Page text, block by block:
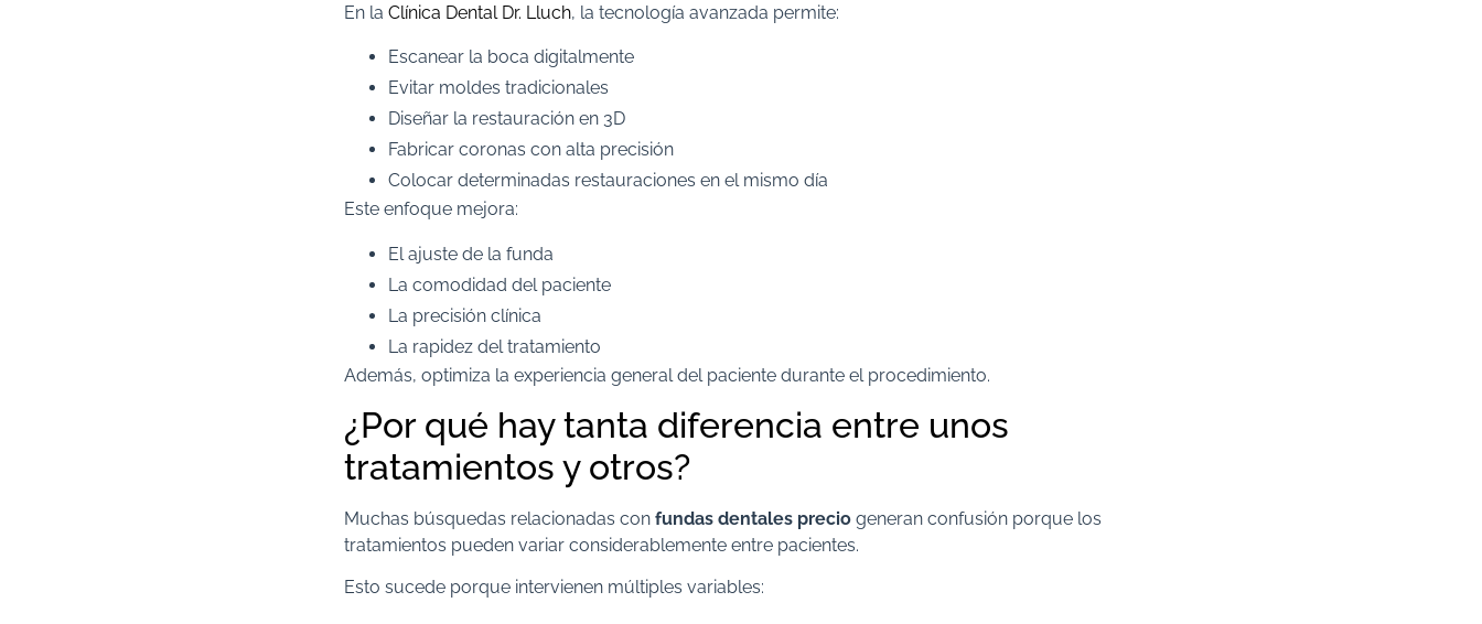
En la Clínica Dental Dr. Lluch, la tecnología avanzada permite:
Escanear la boca digitalmente
Evitar moldes tradicionales
Diseñar la restauración en 3D
Fabricar coronas con alta precisión
Colocar determinadas restauraciones en el mismo día
Este enfoque mejora:
El ajuste de la funda
La comodidad del paciente
La precisión clínica
La rapidez del tratamiento
Además, optimiza la experiencia general del paciente durante el procedimiento.
¿Por qué hay tanta diferencia entre unos
tratamientos y otros?
Muchas búsquedas relacionadas con fundas dentales precio generan confusión porque los
tratamientos pueden variar considerablemente entre pacientes.
Esto sucede porque intervienen múltiples variables: